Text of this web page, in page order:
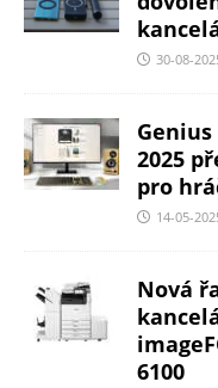
30-08-
Genius
2025
pro
14-05-
Nová
6100